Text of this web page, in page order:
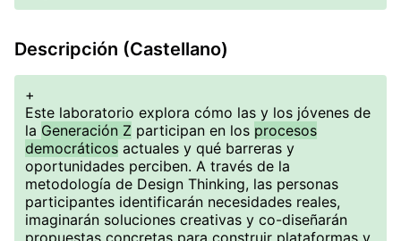
Descripción (Castellano)
+
Este laboratorio explora cómo las y los jóvenes de
la Generación Z participan en los procesos
democráticos actuales y qué barreras y
oportunidades perciben. A través de la
metodología de Design Thinking, las personas
participantes identificarán necesidades reales,
imaginarán soluciones creativas y co-diseñarán
propuestas concretas para construir plataformas y